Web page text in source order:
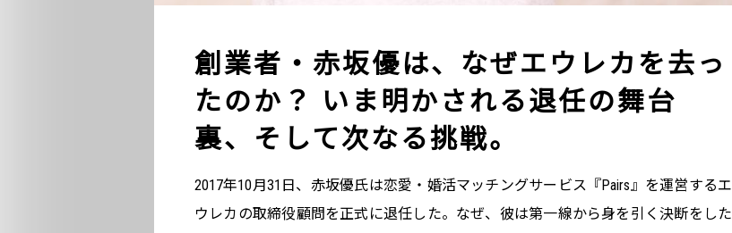
創業者・赤坂優は、なぜエウレカを去っ
たのか？ いま明かされる退任の舞台
裏、そして次なる挑戦。
2017年10月31日、赤坂優氏は恋愛・婚活マッチングサービス『Pairs』を運営するエ
ウレカの取締役顧問を正式に退任した。なぜ、彼は第一線から身を引く決断をした